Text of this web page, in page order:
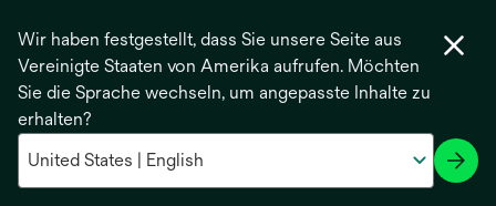
Wir haben festgestellt, dass Sie unsere Seite aus
Vereinigte Staaten von Amerika aufrufen. Möchten
Sie die Sprache wechseln, um angepasste Inhalte zu
erhalten?